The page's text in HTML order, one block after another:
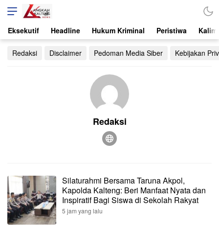
Langkah Kalteng
Teraktual dan Terpercaya
Eksekutif Headline Hukum Kriminal Peristiwa
Redaksi Disclaimer Pedoman Media Siber Kebijakan
Redaksi
Silaturahmi Bersama Taruna Akpol,
Kapolda Kalteng: Beri Manfaat Nyata dan
Inspiratif Bagi Siswa di Sekolah Rakyat
5 jam yang lalu